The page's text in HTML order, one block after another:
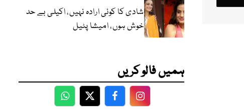
شادی کا کوئی ارادہ نہیں، اکیلی بے حد
خوش ہوں، امیشا پٹیل
ہمیں فالو کریں
WhatsApp
TwitterFacebookFacebook